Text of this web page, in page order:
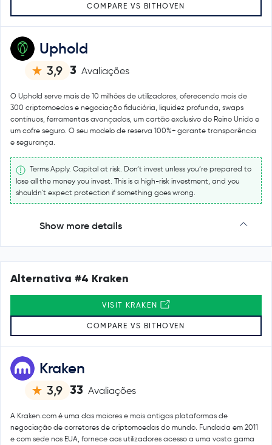
Uphold
3,9 3 Avaliações
O Uphold serve mais de 10 milhões de utilizadores, oferecendo mais de
300 criptomoedas e negociação fiduciária, liquidez profunda, swaps
contínuos, ferramentas avançadas, um cartão exclusivo do Reino Unido e
um cofre seguro. O seu modelo de reserva 100%+ garante transparência
e segurança.
Terms Apply. Capital at risk. Don’t invest unless you’re prepared to
lose all the money you invest. This is a high-risk investment, and you
shouldn't expect protection if something goes wrong.
Show more details
COMPARE VS BITHOVEN
Kraken
3,9 33 Avaliações
A Kraken.com é uma das maiores e mais antigas plataformas de
negociação de corretores de criptomoedas do mundo. Fundada em 2011
e com sede nos EUA, fornece aos utilizadores acesso a uma vasta gama
Alternativa #4 Kraken
VISIT KRAKEN
COMPARE VS BITHOVEN